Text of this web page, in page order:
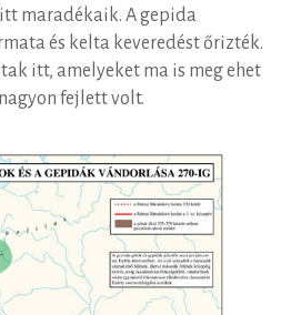
maradékaik. A gepida
és kelta keveredést őrizték.
itt, amelyeket ma is meg ehet
fejlett volt.